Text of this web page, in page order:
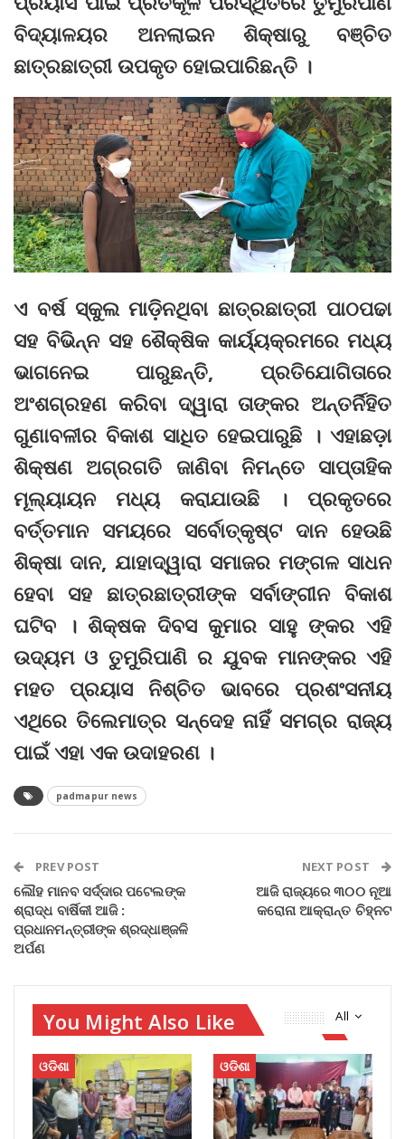
ବିଦ୍ୟାଳୟର ଅନଲାଇନ ଶିକ୍ଷାରୁ ବଞ୍ଚିତ
ଛାତ୍ରଛାତ୍ରୀ ଉପକୃତ ହୋଇପାରିଛନ୍ତି ।
ଏ ବର୍ଷ ସ୍କୁଲ ମାଡ଼ିନଥିବା ଛାତ୍ରଛାତ୍ରୀ ପାଠପଢା
ସହ ବିଭିନ୍ନ ସହ ଶୈକ୍ଷିକ କାର୍ୟ୍ୟକ୍ରମରେ ମଧ୍ୟ
ଭାଗନେଇ ପାରୁଛନ୍ତି, ପ୍ରତିଯୋଗିତାରେ
ଅଂଶଗ୍ରହଣ କରିବା ଦ୍ୱାରା ତାଙ୍କର ଅନ୍ତର୍ନିହିତ
ଗୁଣାବଳୀର ବିକାଶ ସାଧିତ ହେଇପାରୁଛି । ଏହାଛଡ଼ା
ଶିକ୍ଷଣ ଅଗ୍ରଗତି ଜାଣିବା ନିମନ୍ତେ ସାପ୍ତାହିକ
ମୂଲ୍ୟାୟନ ମଧ୍ୟ କରାଯାଉଛି । ପ୍ରକୃତରେ
ବର୍ତ୍ତମାନ ସମୟରେ ସର୍ବୋତ୍କୃଷ୍ଟ ଦାନ ହେଉଛି
ଶିକ୍ଷା ଦାନ, ଯାହାଦ୍ୱାରା ସମାଜର ମଙ୍ଗଳ ସାଧନ
ହେବା ସହ ଛାତ୍ରଛାତ୍ରୀଙ୍କ ସର୍ବାଙ୍ଗୀନ ବିକାଶ
ଘଟିବ । ଶିକ୍ଷକ ଦିବସ କୁମାର ସାହୁ ଙ୍କର ଏହି
ଉଦ୍ୟମ ଓ ତୁମୁରିପାଣି ର ଯୁବକ ମାନଙ୍କର ଏହି
ମହତ ପ୍ରୟାସ ନିଶ୍ଚିତ ଭାବରେ ପ୍ରଶଂସନୀୟ
ଏଥିରେ ତିଲେମାତ୍ର ସନ୍ଦେହ ନାହିଁ ସମଗ୍ର ରାଜ୍ୟ
ପାଇଁ ଏହା ଏକ ଉଦାହରଣ ।
padmapur news
PREV POST
ଲୌହ ମାନବ ସର୍ଦ୍ଦାର ପଟେଲଙ୍କ
ଶ୍ରାଦ୍ଧ ବାର୍ଷିକୀ ଆଜି :
ପ୍ରଧାନମନ୍ତ୍ରୀଙ୍କ ଶ୍ରଦ୍ଧାଞ୍ଜଳି
ଅର୍ପଣ
NEXT POST
ଆଜି ରାଜ୍ୟରେ ୩୦୦ ନୂଆ
କରୋନା ଆକ୍ରାନ୍ତ ଚିହ୍ନଟ
All
You Might Also Like
ଓଡିଶା ଓଡିଶା